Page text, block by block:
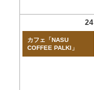
24
カフェ「NASU
COFFEE PALKI」